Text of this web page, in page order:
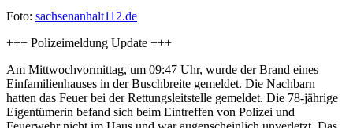
Foto: sachsenanhalt112.de
+++ Polizeimeldung Update +++
Am Mittwochvormittag, um 09:47 Uhr, wurde der Brand eines
Einfamilienhauses in der Buschbreite gemeldet. Die Nachbarn
hatten das Feuer bei der Rettungsleitstelle gemeldet. Die 78-jährige
Eigentümerin befand sich beim Eintreffen von Polizei und